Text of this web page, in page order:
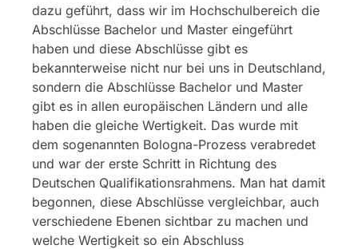
dazu geführt, dass wir im Hochschulbereich die
Abschlüsse Bachelor und Master eingeführt
haben und diese Abschlüsse gibt es
bekannterweise nicht nur bei uns in Deutschland,
sondern die Abschlüsse Bachelor und Master
gibt es in allen europäischen Ländern und alle
haben die gleiche Wertigkeit. Das wurde mit
dem sogenannten Bologna-Prozess verabredet
und war der erste Schritt in Richtung des
Deutschen Qualifikationsrahmens. Man hat damit
begonnen, diese Abschlüsse vergleichbar, auch
verschiedene Ebenen sichtbar zu machen und
welche Wertigkeit so ein Abschluss